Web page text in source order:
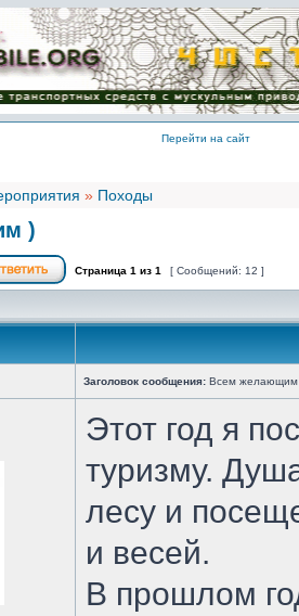
Перейти на сайт
» Походы
)
Страница 1 из 1 [ Сообщений: 12 ]
Заголовок сообщения: Всем желающим
Этот год я
туризму.
лесу и
и весей.
В прошлом